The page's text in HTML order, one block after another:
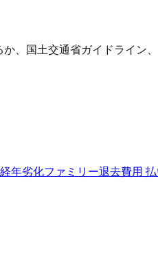
、国土交通省ガイドライ
経年劣化ファミリー退去費用